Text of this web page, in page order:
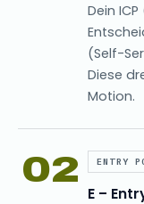
Dein
(Self-
Diese
Motion.
02 ENTRY
E –